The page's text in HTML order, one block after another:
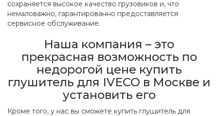
сохраняется высокое качество грузовиков и, что
немаловажно, гарантированно предоставляется
сервисное обслуживание.
Наша компания – это
прекрасная возможность по
недорогой цене купить
глушитель для IVECO в Москве и
установить его
Кроме того, у нас вы сможете купить глушитель для